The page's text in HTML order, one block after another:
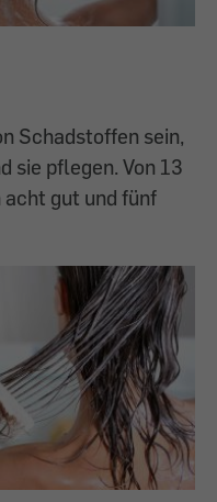
Schadstoffen sein,
sie pflegen. Von 13
gut und fünf